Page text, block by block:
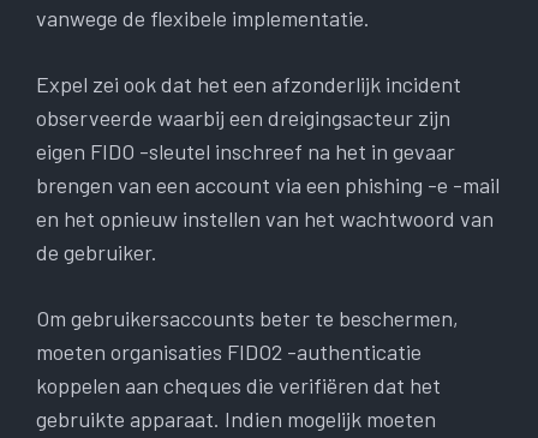
vanwege de flexibele implementatie.
Expel zei ook dat het een afzonderlijk incident
observeerde waarbij een dreigingsacteur zijn
eigen FIDO -sleutel inschreef na het in gevaar
brengen van een account via een phishing -e -mail
en het opnieuw instellen van het wachtwoord van
de gebruiker.
Om gebruikersaccounts beter te beschermen,
moeten organisaties FIDO2 -authenticatie
koppelen aan cheques die verifiëren dat het
gebruikte apparaat. Indien mogelijk moeten